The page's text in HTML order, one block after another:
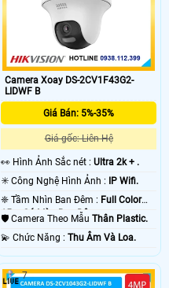
Camera Xoay DS-2CV1F43G2-
LIDWF B
Giá Bán: 5%-35%
Giá gốc: Liên Hệ
️👀 Hình Ảnh Sắc nét :Ultra 2k + .
✳️ Công Nghệ Hình Ảnh :
IP Wifi.
❈ Tầm Nhìn Ban Đêm : Full Color
15m Có Màu Ban Ðêm.
🛡 Camera Theo MẫuThân Plastic.
️💫 Chức Năng :Thu Âm Và Loa.
7